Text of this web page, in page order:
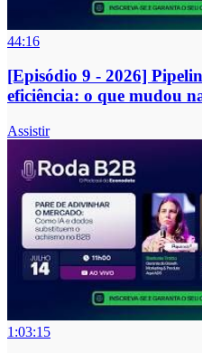
44:16
[Episódio 9 - 2026]
eficiência: o que mudou
Assistir
1:03:15